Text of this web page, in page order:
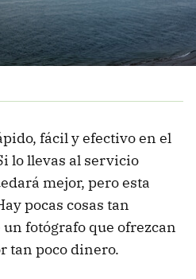
fácil y efectivo en el
lo llevas al servicio
mejor, pero esta
pocas cosas tan
fotógrafo que ofrezcan
tan poco dinero.